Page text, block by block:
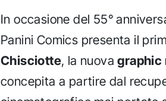
In occasione del 55°
Panini Comics presenta il
Chisciotte, la nuovagraphic
concepita a partire dal